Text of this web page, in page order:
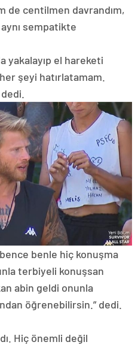
de centilmen davrandım,
sempatikte
yakalayıp el hareketi
şeyi hatırlatamam.
benle hiç konuşma
terbiyeli konuşsan
abin geldi onunla
öğrenebilirsin.” dedi.
Hiç önemli değil